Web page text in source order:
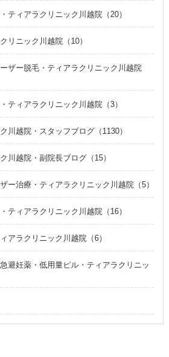
ティアラクリニック川越院（20）
リニック川越院（10）
ザー脱毛・ティアラクリニック川越院
ティアラクリニック川越院（3）
川越院・スタッフブログ（1130）
川越院・副院長ブログ（15）
ー治療・ティアラクリニック川越院（5）
ティアラクリニック川越院（16）
アラクリニック川越院（6）
避妊薬・低用量ピル・ティアラクリニッ